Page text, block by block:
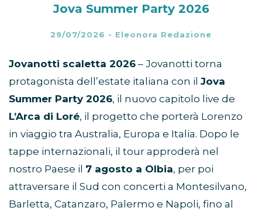
Jova Summer Party 2026
29/07/2026 - Eleonora Redazione
Jovanotti scaletta 2026 – Jovanotti torna
protagonista dell’estate italiana con il Jova
Summer Party 2026, il nuovo capitolo live de
L’Arca di Loré, il progetto che porterà Lorenzo
in viaggio tra Australia, Europa e Italia. Dopo le
tappe internazionali, il tour approderà nel
nostro Paese il 7 agosto a Olbia, per poi
attraversare il Sud con concerti a Montesilvano,
Barletta, Catanzaro, Palermo e Napoli, fino al